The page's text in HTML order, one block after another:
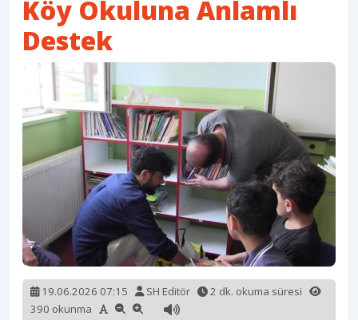
Köy Okuluna Anlamlı
Destek
19.06.2026 07:15 SH Editör
2 dk. okuma süresi
390 okunma